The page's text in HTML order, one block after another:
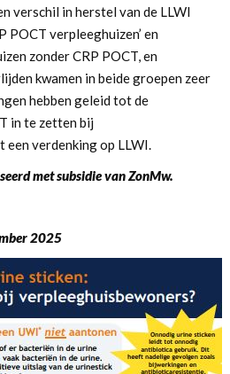
verschil in herstel van de LLWI
POCT verpleeghuizen’ en
zonder CRP POCT, en
kwamen in beide groepen zeer
hebben geleid tot de
in te zetten bij
verdenking op LLWI.
met subsidie van ZonMw.
2025